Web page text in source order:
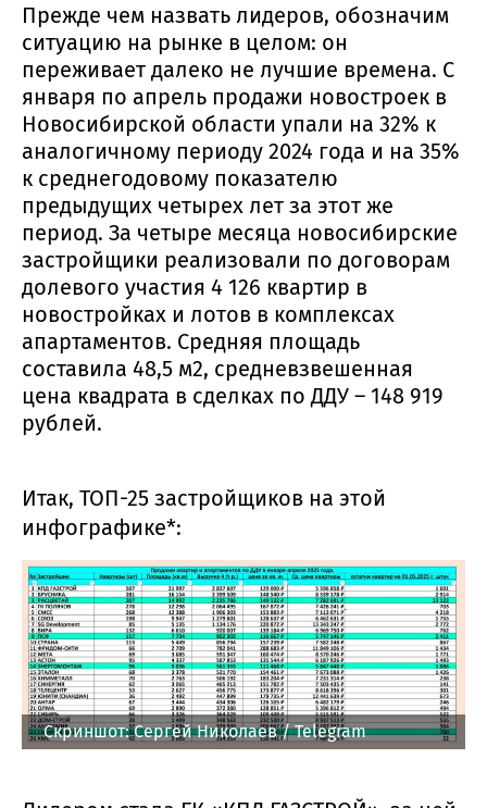
Прежде чем назвать лидеров, обозначим
ситуацию на рынке в целом: он
переживает далеко не лучшие времена. С
января по апрель продажи новостроек в
Новосибирской области упали на 32% к
аналогичному периоду 2024 года и на 35%
к среднегодовому показателю
предыдущих четырех лет за этот же
период. За четыре месяца новосибирские
застройщики реализовали по договорам
долевого участия 4 126 квартир в
новостройках и лотов в комплексах
апартаментов. Средняя площадь
составила 48,5 м2, средневзвешенная
цена квадрата в сделках по ДДУ – 148 919
рублей.
Итак, ТОП-25 застройщиков на этой
инфографике*:
Скриншот: Сергей Николаев / Telegram